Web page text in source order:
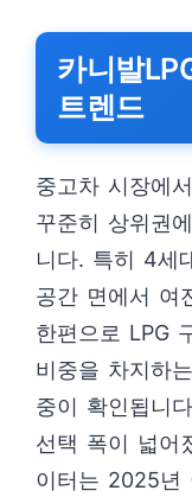
카니발
트렌드
중고차 시장에
꾸준히 상위권
니다. 특히 4세
공간 면에서 여
한편으로 LPG
비중을 차지하
중이 확인됩니
선택 폭이 넓어
이터는 2025년